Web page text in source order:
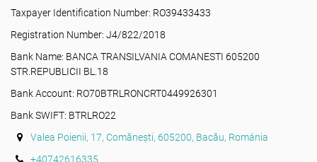
Taxpayer Identification Number: RO39433433
Registration Number: J4/822/2018
Bank Name: BANCA TRANSILVANIA COMANESTI 605200
STR.REPUBLICII BL.18
Bank Account: RO70BTRLRONCRT0449926301
Bank SWIFT: BTRLRO22
Valea Poienii, 17, Comănești, 605200, Bacău, Románia
+40742616335